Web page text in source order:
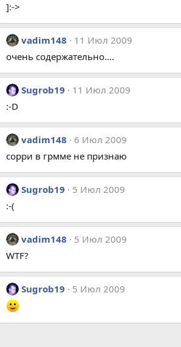
]:->
vadim148
11 Июл 2009
очень содержательно....
Sugrob19
11 Июл 2009
:-D
vadim148
6 Июл 2009
сорри в грмме не признаю
Sugrob19
5 Июл 2009
:-(
vadim148
5 Июл 2009
WTF?
Sugrob19 5 Июл 2009